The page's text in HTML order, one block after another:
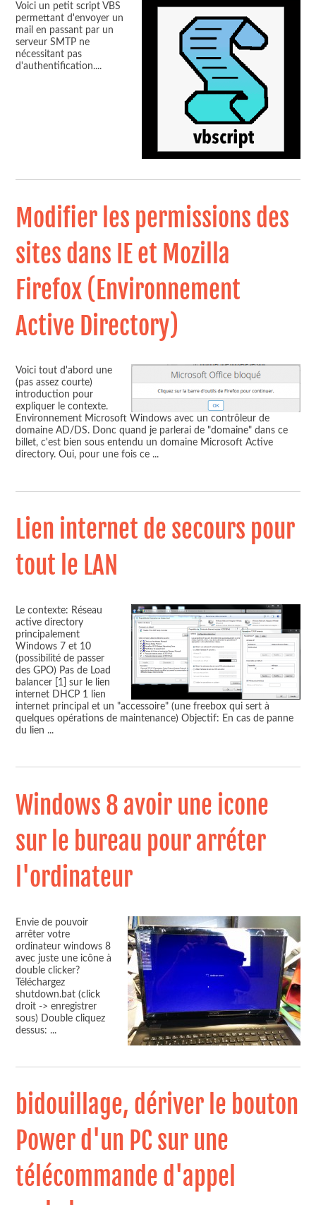
Voici un petit script VBS
permettant d'envoyer un
mail en passant par un
serveur SMTP ne
nécessitant pas
d'authentification....
Modifier les permissions des
sites dans IE et Mozilla
Firefox (Environnement
Active Directory)
Voici tout d'abord une
(pas assez courte)
introduction pour
expliquer le contexte.
Environnement Microsoft Windows avec un contrôleur de
domaine AD/DS. Donc quand je parlerai de "domaine" dans ce
billet, c'est bien sous entendu un domaine Microsoft Active
directory. Oui, pour une fois ce ...
Lien internet de secours pour
tout le LAN
Le contexte: Réseau
active directory
principalement
Windows 7 et 10
(possibilité de passer
des GPO) Pas de Load
balancer [1] sur le lien
internet DHCP 1 lien
internet principal et un "accessoire" (une freebox qui sert à
quelques opérations de maintenance) Objectif: En cas de panne
du lien ...
Windows 8 avoir une icone
sur le bureau pour arréter
l'ordinateur
Envie de pouvoir
arrêter votre
ordinateur windows 8
avec juste une icône à
double clicker?
Téléchargez
shutdown.bat (click
droit -> enregistrer
sous) Double cliquez
dessus: ...
bidouillage, dériver le bouton
Power d'un PC sur une
télécommande d'appel